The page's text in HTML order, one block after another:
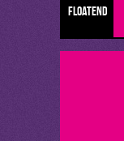
floatend